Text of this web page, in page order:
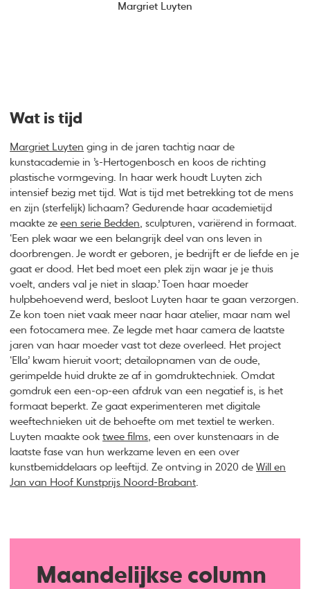
Margriet Luyten
Wat is tijd
Margriet Luyten ging in de jaren tachtig naar de
kunstacademie in ’s-Hertogenbosch en koos de richting
plastische vormgeving. In haar werk houdt Luyten zich
intensief bezig met tijd. Wat is tijd met betrekking tot de mens
en zijn (sterfelijk) lichaam? Gedurende haar academietijd
maakte zeeen serie Bedden , sculpturen, variërend in formaat.
‘Een plek waar we een belangrijk deel van ons leven in
doorbrengen. Je wordt er geboren, je bedrijft er de liefde en je
gaat er dood. Het bed moet een plek zijn waar je je thuis
voelt, anders val je niet in slaap.’ Toen haar moeder
hulpbehoevend werd, besloot Luyten haar te gaan verzorgen.
Ze kon toen niet vaak meer naar haar atelier, maar nam wel
een fotocamera mee. Ze legde met haar camera de laatste
jaren van haar moeder vast tot deze overleed. Het project
‘Ella’ kwam hieruit voort; detailopnamen van de oude,
gerimpelde huid drukte ze af in gomdruktechniek. Omdat
gomdruk een een-op-een afdruk van een negatief is, is het
formaat beperkt. Ze gaat experimenteren met digitale
weeftechnieken uit de behoefte om met textiel te werken.
Luyten maakte ooktwee films , een over kunstenaars in de
laatste fase van hun werkzame leven en een over
kunstbemiddelaars op leeftijd. Ze ontving in 2020 deWill en
Jan van Hoof Kunstprijs Noord-Brabant
Maandelijkse column